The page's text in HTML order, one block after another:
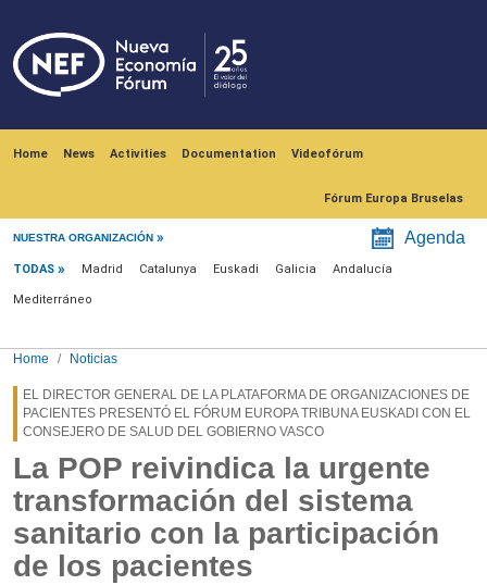
Home News Activities Documentation Videofórum
Fórum Europa Bruselas
NUESTRA ORGANIZACIÓN Agenda
Menú noticias
TODAS Madrid Catalunya Euskadi Galicia Andalucía
Mediterráneo
Home Noticias
EL DIRECTOR GENERAL DE LA PLATAFORMA DE ORGANIZACIONES DE
PACIENTES PRESENTÓ EL FÓRUM EUROPA TRIBUNA EUSKADI CON EL
CONSEJERO DE SALUD DEL GOBIERNO VASCO
La POP reivindica la urgente
transformación del sistema
sanitario con la participación
de los pacientes